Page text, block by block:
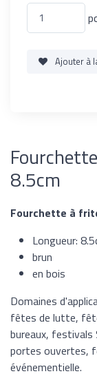
Ajouter à
8.5cm
Fourchette à
Longueur:
brun
en bois
Domaines
fêtes de lutte,
bureaux,
portes ouvertes,
événementielle.